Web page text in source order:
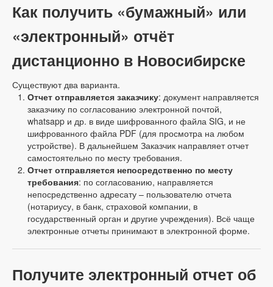
Как получить «бумажный» или
«электронный» отчёт
дистанционно в Новосибирске
Существуют два варианта.
Отчет отправляется заказчику: документ направляется
заказчику по согласованию электронной почтой,
whatsapp и др. в виде шифрованного файла SIG, и не
шифрованного файла PDF (для просмотра на любом
устройстве). В дальнейшем Заказчик направляет отчет
самостоятельно по месту требования.
Отчет отправляется непосредственно по месту
требования: по согласованию, направляется
непосредственно адресату – пользователю отчета
(нотариусу, в банк, страховой компании, в
государственный орган и другие учреждения). Всё чаще
электронные отчеты принимают в электронной форме.
Получите электронный отчет об